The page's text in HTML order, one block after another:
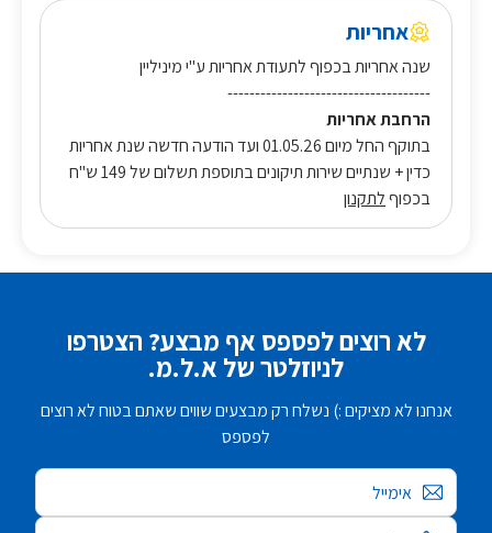
אחריות
שנה אחריות בכפוף לתעודת אחריות ע"י מיניליין
-------------------------------------
הרחבת אחריות
בתוקף החל מיום 01.05.26 ועד הודעה חדשה שנת אחריות
כדין + שנתיים שירות תיקונים בתוספת תשלום של 149 ש"ח
בכפוףלתקנון
לא רוצים לפספס אף מבצע? הצטרפו
לניוזלטר של א.ל.מ.
אנחנו לא מציקים :) נשלח רק מבצעים שווים שאתם בטוח לא רוצים
לפספס
אימייל